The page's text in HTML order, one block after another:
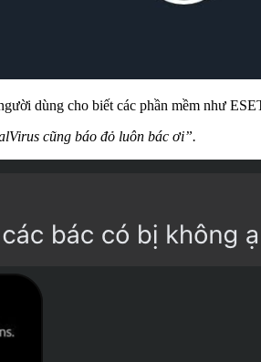
dùng cho biết các phần mềm như
cũng báo đỏ luôn bác ơi”.